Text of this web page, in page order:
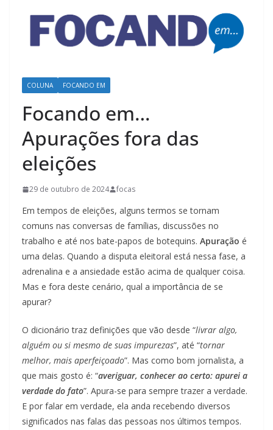
COLUNA FOCANDO EM
Focando em…
Apurações fora das
eleições
29 de outubro de 2024 focas
Em tempos de eleições, alguns termos se tornam
comuns nas conversas de famílias, discussões no
trabalho e até nos bate-papos de botequins. Apuração é
uma delas. Quando a disputa eleitoral está nessa fase, a
adrenalina e a ansiedade estão acima de qualquer coisa.
Mas e fora deste cenário, qual a importância de se
apurar?
O dicionário traz definições que vão desde “livrar algo,
alguém ou si mesmo de suas impurezas”, até “tornar
melhor, mais aperfeiçoado”. Mas como bom jornalista, a
que mais gosto é: “averiguar, conhecer ao certo: apurei a
verdade do fato”. Apura-se para sempre trazer a verdade.
E por falar em verdade, ela anda recebendo diversos
significados nas falas das pessoas nos últimos tempos.